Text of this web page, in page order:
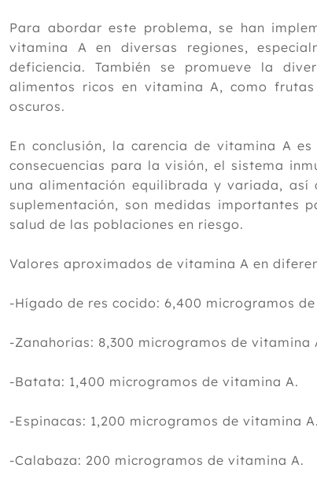
Para abordar este problema, se han
vitamina A en diversas regiones,
deficiencia. También se promueve la
alimentos ricos en vitamina A, como
oscuros.
En conclusión, la carencia de vitamina A
consecuencias para la visión, el sistema
una alimentación equilibrada y variada,
suplementación, son medidas importantes
salud de las poblaciones en riesgo.
Valores aproximados de vitamina A en
-Hígado de res cocido: 6,400 microgramos
-Zanahorias: 8,300 microgramos de vitamina
-Batata: 1,400 microgramos de vitamina A.
-Espinacas: 1,200 microgramos de vitamina A.
-Calabaza: 200 microgramos de vitamina A.